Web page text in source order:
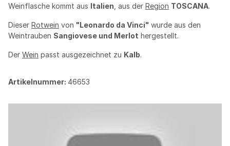
Weinflasche kommt aus Italien , aus der Region TOSCANA.
Dieser Rotwein von "Leonardo da Vinci" wurde aus den
Weintrauben Sangiovese und Merlot hergestellt.
Der Wein passt ausgezeichnet zu Kalb.
Artikelnummer: 46653